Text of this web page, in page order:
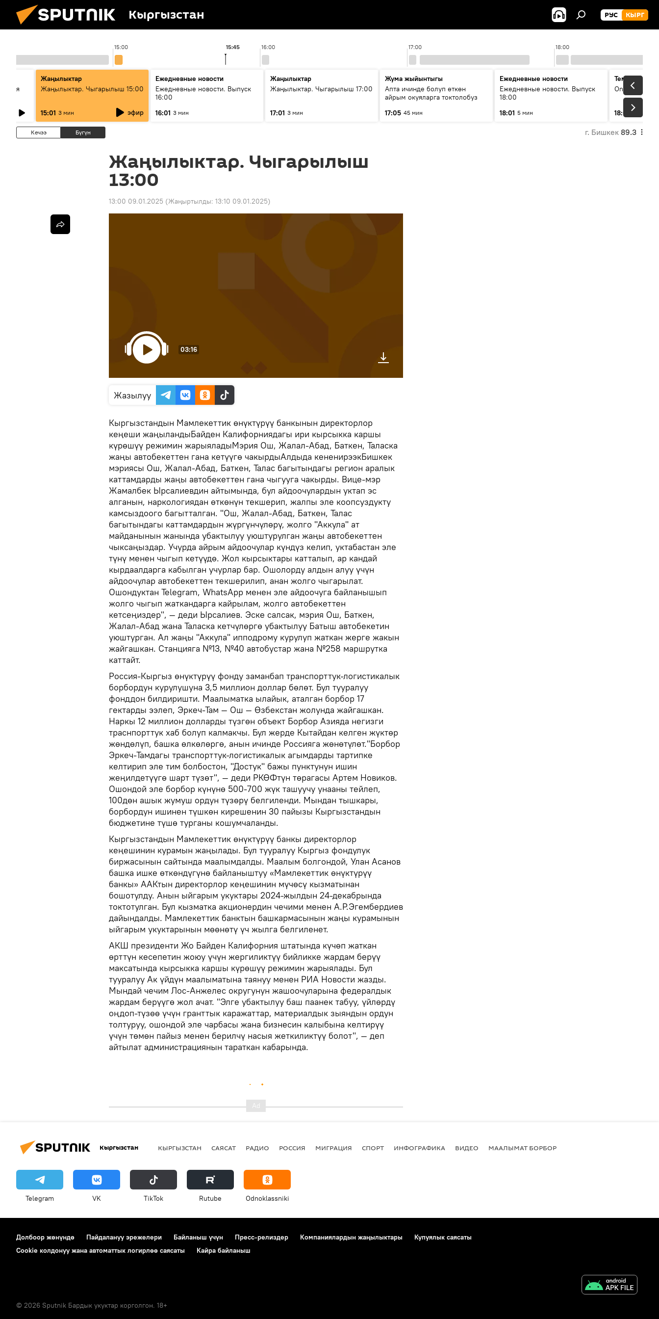
Кыргызстан РУС КЫРГ
15:00 16:00 17:00 18:00
15:45
Жаңылыктар
Жаңылыктар. Чыгарылыш 15:00
15:01 3 мин эфир
Ежедневные новости
Ежедневные новости. Выпуск
16:00
16:01 3 мин
Жаңылыктар
Жаңылыктар. Чыгарылыш 17:00
17:01 3 мин
Жума жыйынтыгы
Апта ичинде болуп өткөн
айрым окуяларга токтолобуз
17:05 45 мин
Ежедневные новости
Ежедневные новости. Выпуск
18:00
18:01 5 мин
Тема дня
On air
18:07
Кечээ Бүгүн г. Бишкек 89.3
Жаңылыктар. Чыгарылыш
13:00
13:00 09.01.2025 (Жаңыртылды: 13:10 09.01.2025)
03:16
Жазылуу
Кыргызстандын Мамлекеттик өнүктүрүү банкынын директорлор
кеңеши жаңыландыБайден Калифорниядагы ири кырсыкка каршы
күрөшүү режимин жарыяладыМэрия Ош, Жалал-Абад, Баткен, Таласка
жаңы автобекеттен гана кетүүгө чакырдыАлдыда кененирээкБишкек
мэриясы Ош, Жалал-Абад, Баткен, Талас багытындагы регион аралык
каттамдарды жаңы автобекеттен гана чыгууга чакырды. Вице-мэр
Жамалбек Ырсалиевдин айтымында, бул айдоочулардын уктап эс
алганын, наркологиядан өткөнүн текшерип, жалпы эле коопсуздукту
камсыздоого багытталган. "Ош, Жалал-Абад, Баткен, Талас
багытындагы каттамдардын жүргүнчүлөрү, жолго "Аккула" ат
майданынын жанында убактылуу уюштурулган жаңы автобекеттен
чыксаңыздар. Учурда айрым айдоочулар күндүз келип, уктабастан эле
түнү менен чыгып кетүүдө. Жол кырсыктары катталып, ар кандай
кырдаалдарга кабылган учурлар бар. Ошолорду алдын алуу үчүн
айдоочулар автобекеттен текшерилип, анан жолго чыгарылат.
Ошондуктан Telegram, WhatsApp менен эле айдоочуга байланышып
жолго чыгып жаткандарга кайрылам, жолго автобекеттен
кетсеңиздер", — деди Ырсалиев. Эске салсак, мэрия Ош, Баткен,
Жалал-Абад жана Таласка кетчүлөргө убактылуу Батыш автобекетин
уюштурган. Ал жаңы "Аккула" ипподрому курулуп жаткан жерге жакын
жайгашкан. Станцияга №13, №40 автобустар жана №258 маршрутка
каттайт.
Россия-Кыргыз өнүктүрүү фонду заманбап транспорттук-логистикалык
борбордун курулушуна 3,5 миллион доллар бөлөт. Бул тууралуу
фонддон билдиришти. Маалыматка ылайык, аталган борбор 17
гектарды ээлеп, Эркеч-Там — Ош — Өзбекстан жолунда жайгашкан.
Наркы 12 миллион долларды түзгөн объект Борбор Азияда негизги
траснпорттук хаб болуп калмакчы. Бул жерде Кытайдан келген жүктөр
жөндөлүп, башка өлкөлөргө, анын ичинде Россияга жөнөтүлөт."Борбор
Эркеч-Тамдагы транспорттук-логистикалык агымдарды тартипке
келтирип эле тим болбостон, "Достук" бажы пунктунун ишин
жеңилдетүүгө шарт түзөт", — деди РКӨФтүн төрагасы Артем Новиков.
Ошондой эле борбор күнүнө 500-700 жүк ташуучу унааны тейлеп,
100дөн ашык жумуш ордун түзөрү белгиленди. Мындан тышкары,
борбордун ишинен түшкөн кирешенин 30 пайызы Кыргызстандын
бюджетине түшө турганы кошумчаланды.
Кыргызстандын Мамлекеттик өнүктүрүү банкы директорлор
кеңешинин курамын жаңылады. Бул тууралуу Кыргыз фондулук
биржасынын сайтында маалымдалды. Маалым болгондой, Улан Асанов
башка ишке өткөндүгүнө байланыштуу «Мамлекеттик өнүктүрүү
банкы» ААКтын директорлор кеңешинин мүчөсү кызматынан
бошотулду. Анын ыйгарым укуктары 2024-жылдын 24-декабрында
токтотулган. Бул кызматка акционердин чечими менен А.Р.Эгембердиев
дайындалды. Мамлекеттик банктын башкармасынын жаңы курамынын
ыйгарым укуктарынын мөөнөтү үч жылга белгиленет.
АКШ президенти Жо Байден Калифорния штатында күчөп жаткан
өрттүн кесепетин жоюу үчүн жергиликтүү бийликке жардам берүү
максатында кырсыкка каршы күрөшүү режимин жарыялады. Бул
тууралуу Ак үйдүн маалыматына таянуу менен РИА Новости жазды.
Мындай чечим Лос-Анжелес округунун жашоочуларына федералдык
жардам берүүгө жол ачат. "Элге убактылуу баш паанек табуу, үйлөрдү
оңдоп-түзөө үчүн гранттык каражаттар, материалдык зыяндын ордун
толтуруу, ошондой эле чарбасы жана бизнесин калыбына келтирүү
үчүн төмөн пайыз менен берилчү насыя жеткиликтүү болот", — деп
айтылат администрациянын тараткан кабарында.
Кыргызстан КЫРГЫЗСТАН САЯСАТ РАДИО РОССИЯ МИГРАЦИЯ СПОРТ ИНФОГРАФИКА ВИДЕО МААЛЫМАТ БОРБОР
Telegram VK ТikТоk Rutube Odnoklassniki
Долбоор жөнүндө Пайдалануу эрежелери Байланыш үчүн Пресс-релиздер Компаниялардын жаңылыктары
Купуялык саясаты
Cookie колдонуу жана автоматтык логирлөө саясаты
Кайра байланыш
© 2026 Sputnik Бардык укуктар корголгон. 18+